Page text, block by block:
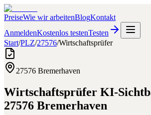
PreiseWie wir arbeitenBlogKontakt
AnmeldenKostenlos testenTesten
Start/PLZ/27576/Wirtschaftsprüfer
27576 Bremerhaven
Wirtschaftsprüfer KI-
27576 Bremerhaven